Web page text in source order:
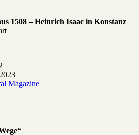
1508 – Heinrich Isaac in Konstanz
Magazine